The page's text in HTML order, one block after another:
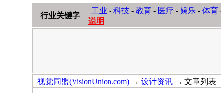
行业关键字
工业 - 科技 - 教育 - 医疗 - 娱乐 - 体育
说明
视觉同盟(VisionUnion.com) → 设计资讯 → 文章列表